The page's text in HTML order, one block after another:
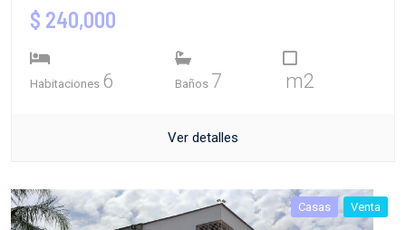
$ 240,000
Habitaciones 6 Baños 7 m2
Ver detalles
Casas Venta